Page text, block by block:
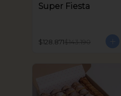
Super Fiesta
$128.871$143.190